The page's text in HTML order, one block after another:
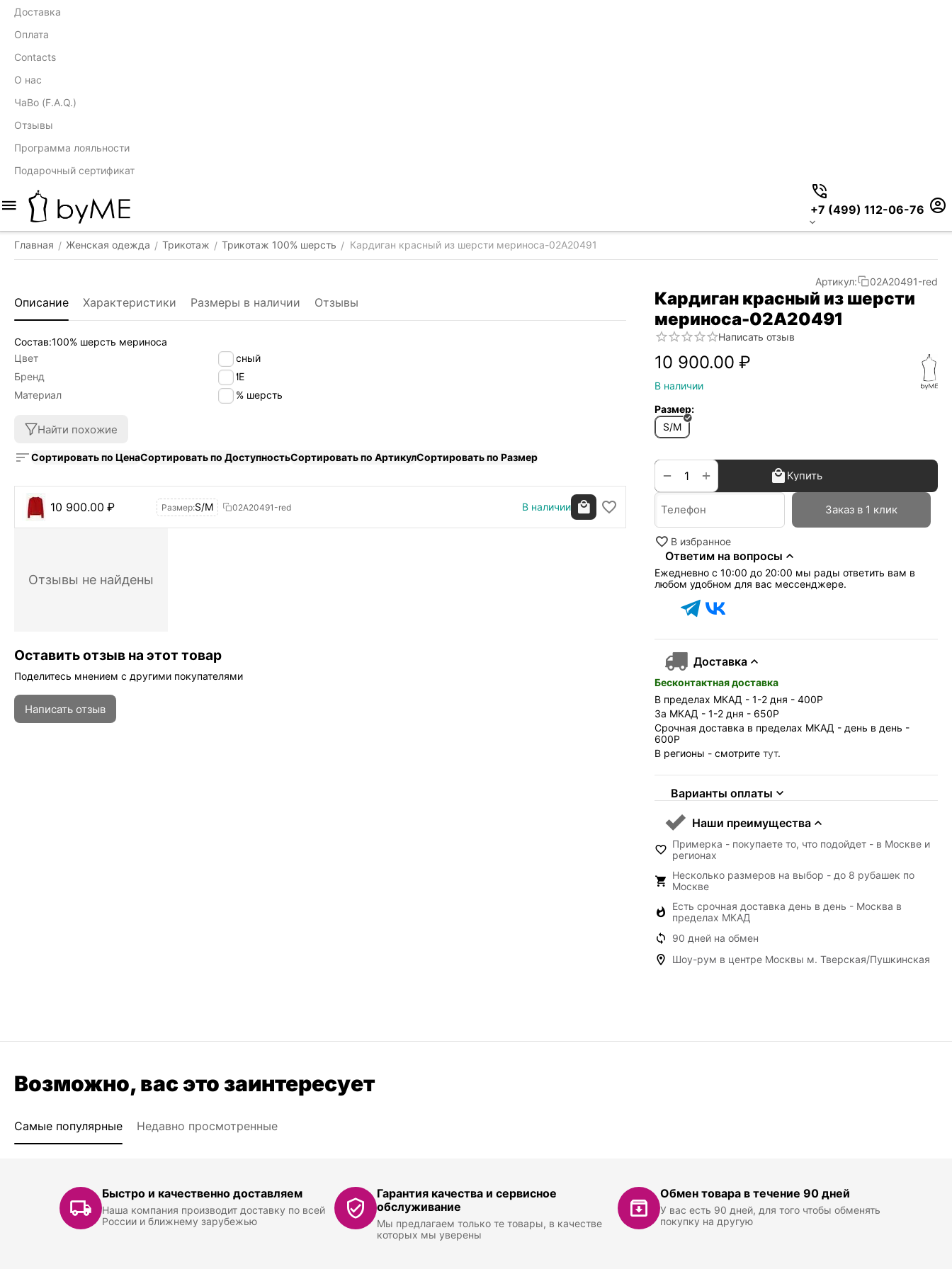
Доставка
Оплата
Contacts
О нас
ЧаВо (F.A.Q.)
Отзывы
Программа лояльности
Подарочный сертификат
+7 (499) 112-06-76
Главная / Женская одежда / Трикотаж / Трикотаж 100% шерсть / Кардиган красный из шерсти мериноса-02А20491
Артикул: 02А20491-red
Кардиган красный из шерсти
мериноса-02А20491
Написать отзыв
10 900.00 ₽
В наличии
Размер:
S/M
+
− Купить
Заказ в 1 клик
В избранное
Ответим на вопросы
Ежедневно с 10:00 до 20:00 мы рады ответить вам в
любом удобном для вас мессенджере.
Доставка
Бесконтактная доставка
В пределах МКАД - 1-2 дня - 400Р
За МКАД - 1-2 дня - 650Р
Срочная доставка в пределах МКАД - день в день -
600Р
В регионы - смотрите тут.
Варианты оплаты
Наши преимущества
Примерка - покупаете то, что подойдет - в Москве и
регионах
Несколько размеров на выбор - до 8 рубашек по
Москве
Есть срочная доставка день в день - Москва в
пределах МКАД
90 дней на обмен
Шоу-рум в центре Москвы м. Тверская/Пушкинская
Описание Характеристики Размеры в наличии Отзывы
Состав:100% шерсть мериноса
Цвет
красный
Бренд
byME
Материал
100% шерсть
Найти похожие
Сортировать по ЦенаСортировать по ДоступностьСортировать по АртикулСортировать по Размер
10 900.00 ₽ В наличии
02А20491-red
Размер:S/M
Отзывы не найдены
Оставить отзыв на этот товар
Поделитесь мнением с другими покупателями
Написать отзыв
Возможно, вас это заинтересует
Самые популярные Недавно просмотренные
Быстро и качественно доставляем
Наша компания производит доставку по всей
России и ближнему зарубежью
Гарантия качества и сервисное
обслуживание
Мы предлагаем только те товары, в качестве
которых мы уверены
Обмен товара в течение 90 дней
У вас есть 90 дней, для того чтобы обменять
покупку на другую